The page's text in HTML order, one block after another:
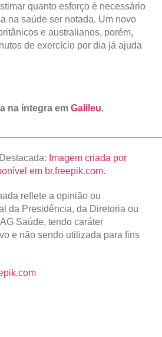
quanto esforço é necessário
na saúde ser notada. Um novo
e australianos, porém,
de exercício por dia já ajuda
na íntegra em Galileu.
Imagem criada por
em br.freepik.com.
reflete a opinião ou
da Presidência, da Diretoria ou
Saúde, tendo caráter
e não sendo utilizada para fins